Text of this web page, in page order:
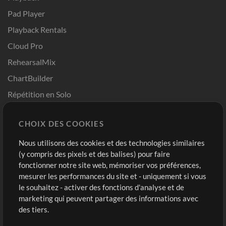
Pad Player
Playback Rentals
Cloud Pro
RehearsalMix
ChartBuilder
Répétition en Solo
Modèles ProPresenter
Sons
Boutique
Acheter des crédits
Contenu gratuit
Demander les pistes
Compte
Connexion
S'inscrire
CHOIX DES COOKIES
Nous utilisons des cookies et des technologies similaires
(y compris des pixels et des balises) pour faire
fonctionner notre site web, mémoriser vos préférences,
mesurer les performances du site et - uniquement si vous
le souhaitez - activer des fonctions d'analyse et de
marketing qui peuvent partager des informations avec
des tiers.